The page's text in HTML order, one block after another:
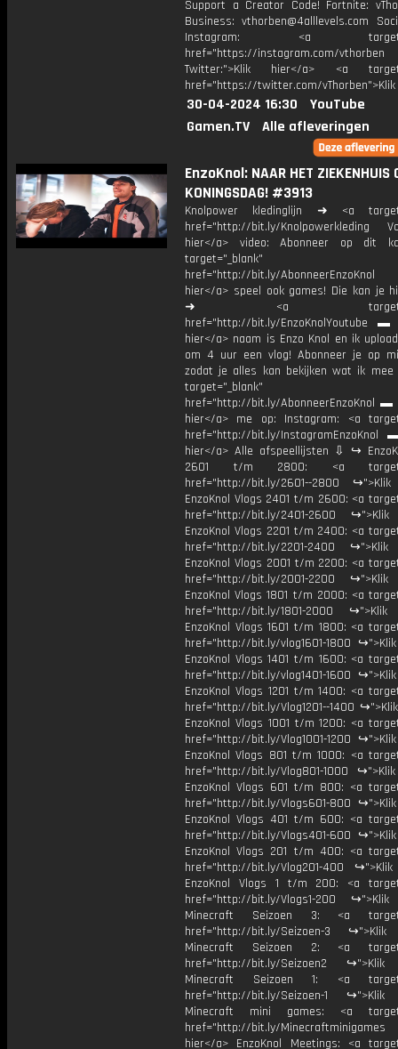
Support a Creator Code! Fortnite:
Business: vthorben@4alllevels.com
Instagram: <a
href="https://instagram.com/vthorben
Twitter:">Klik hier</a> <a
href="https://twitter.com/
30-04-2024 16:30
YouTube
Gamen.TV
Alle afleveringen
EnzoKnol: NAAR HET ZIEKENHUIS
KONINGSDAG! #3913
Knolpower kledinglijn ➜ <a
href="http://bit.ly/Knolpowerkleding
hier</a> video: Abonneer op dit
target="_blank"
href="http://bit.ly/
hier</a> speel ook games! Die kan je
➜ <a
href="http://bit.ly/EnzoKnolYoutube ▬
hier</a> naam is Enzo Knol en ik
om 4 uur een vlog! Abonneer je op
zodat je alles kan bekijken wat ik mee
target="_blank"
href="http://bit.ly/AbonneerEnzoKnol ▬
hier</a> me op: Instagram: <a
href="http://bit.ly/InstagramEnzoKnol
hier</a> Alle afspeellijsten ⇩ ↪
2601 t/m 2800: <a
href="http://bit.ly/2601--2800
EnzoKnol Vlogs 2401 t/m 2600: <a
href="http://bit.ly/2401-2600 ↪">Klik
EnzoKnol Vlogs 2201 t/m 2400: <a
href="http://bit.ly/2201-2400 ↪">Klik
EnzoKnol Vlogs 2001 t/m 2200: <a
href="http://bit.ly/2001-2200 ↪">Klik
EnzoKnol Vlogs 1801 t/m 2000: <a
href="http://bit.ly/1801-2000 ↪">Klik
EnzoKnol Vlogs 1601 t/m 1800: <a
href="http://bit.ly/vlog1601-1800
EnzoKnol Vlogs 1401 t/m 1600: <a
href="http://bit.ly/vlog1401-1600
EnzoKnol Vlogs 1201 t/m 1400: <a
href="http://bit.ly/Vlog1201--1400
EnzoKnol Vlogs 1001 t/m 1200: <a
href="http://bit.ly/Vlog1001-1200
EnzoKnol Vlogs 801 t/m 1000: <a
href="http://bit.ly/Vlog801-1000
EnzoKnol Vlogs 601 t/m 800: <a
href="http://bit.ly/Vlogs601-800
EnzoKnol Vlogs 401 t/m 600: <a
href="http://bit.ly/Vlogs401-600
EnzoKnol Vlogs 201 t/m 400: <a
href="http://bit.ly/Vlog201-400
EnzoKnol Vlogs 1 t/m 200: <a
href="http://bit.ly/Vlogs1-200
Minecraft Seizoen 3: <a
href="http://bit.ly/Seizoen-3 ↪">Klik
Minecraft Seizoen 2: <a
href="http://bit.ly/Seizoen2 ↪">Klik
Minecraft Seizoen 1: <a
href="http://bit.ly/Seizoen-1 ↪">Klik
Minecraft mini games: <a
href="http://bit.ly/
hier</a> EnzoKnol Meetings: <a